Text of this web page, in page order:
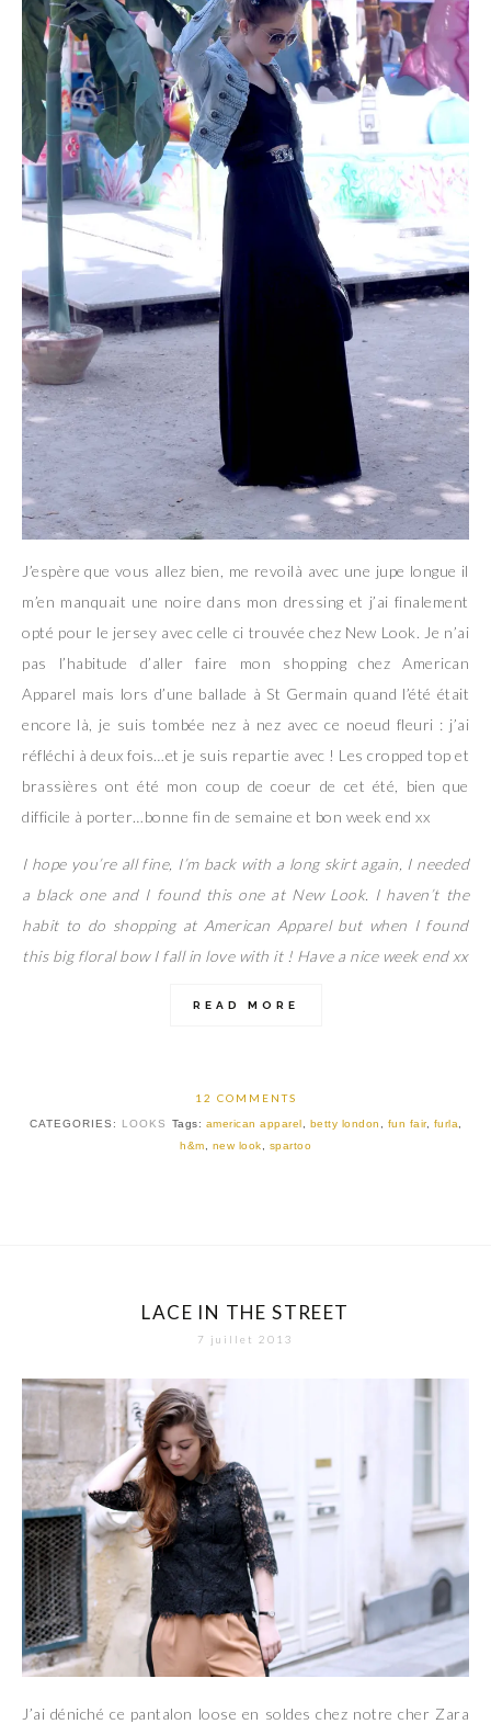
J’espère que vous allez bien, me revoilà avec une jupe longue il
m’en manquait une noire dans mon dressing et j’ai finalement
opté pour le jersey avec celle ci trouvée chez New Look. Je n’ai
pas l’habitude d’aller faire mon shopping chez American
Apparel mais lors d’une ballade à St Germain quand l’été était
encore là, je suis tombée nez à nez avec ce noeud fleuri : j’ai
réfléchi à deux fois…et je suis repartie avec ! Les cropped top et
brassières ont été mon coup de coeur de cet été, bien que
difficile à porter…bonne fin de semaine et bon week end xx
I hope you’re all fine, I’m back with a long skirt again, I needed
a black one and I found this one at New Look. I haven’t the
habit to do shopping at American Apparel but when I found
this big floral bow I fall in love with it ! Have a nice week end xx
READ MORE
12 COMMENTS
CATEGORIES: LOOKS Tags: american apparel betty london fun fair, furla
h&m
new look spartoo
LACE IN THE STREET
7 juillet 2013
J’ai déniché ce pantalon loose en soldes chez notre cher Zara